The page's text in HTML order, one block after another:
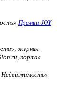
Премии JOY
журнал
портал
Недвижимость»